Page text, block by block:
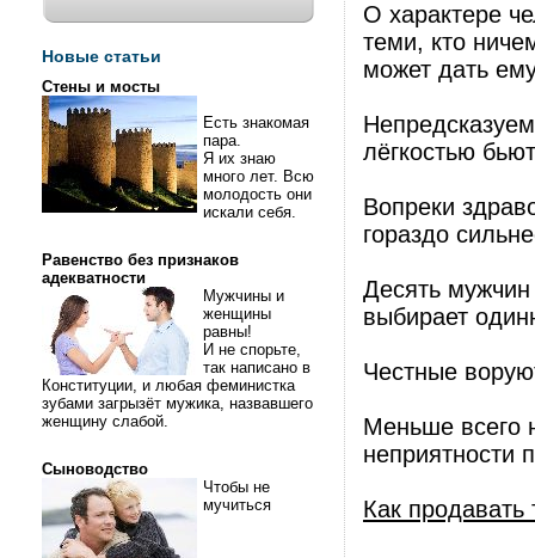
Новые статьи
Стены и мосты
Есть знакомая
пара.
Я их знаю
много лет. Всю
молодость они
искали себя.
Равенство без признаков
адекватности
Мужчины и
женщины
равны!
И не спорьте,
так написано в
Конституции, и любая феминистка
зубами загрызёт мужика, назвавшего
женщину слабой.
Сыноводство
Чтобы не
мучиться
О характере
теми, кто
может дать
лёгкостью
Вопреки
гораздо
Десять
выбирает
Честные
Меньше всего
неприятности
Как продавать